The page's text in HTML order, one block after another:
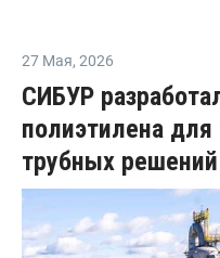
27 Мая, 2026
СИБУР
полиэтилена для
трубных решений